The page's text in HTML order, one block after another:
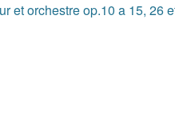
et orchestre op.10 a 15, 26